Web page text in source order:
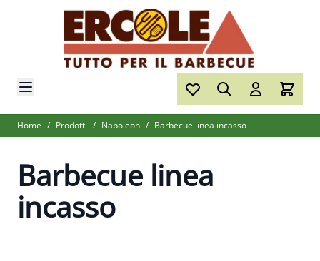
Salta al contenuto
Home / Prodotti / Napoleon / Barbecue linea incasso
Barbecue linea
incasso